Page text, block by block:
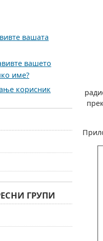
вашата
вашето
име?
корисник
ГРУПИ